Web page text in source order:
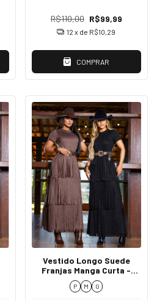
R$110,00 R$99,99
12 x de R$10,29
COMPRAR
Vestido Longo Suede
Franjas Manga Curta -
Zaya
P M G